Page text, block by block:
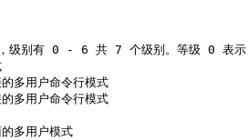
，级别有 0 - 6 共 7 个级别。等级 0 表
式
的多用户命令行模式
的多用户命令行模式
的多用户模式